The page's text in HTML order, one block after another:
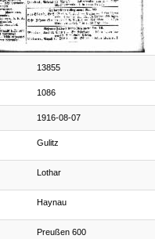
13855
1086
1916-08-07
Gulitz
Lothar
Haynau
Preußen 600